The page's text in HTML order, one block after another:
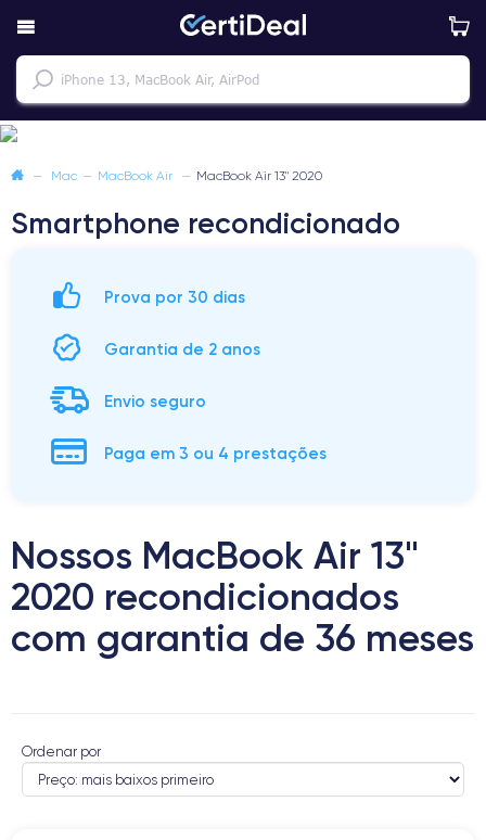
— Mac — MacBook Air — MacBook Air 13" 2020
Smartphone recondicionado
Prova por 30 dias
Garantia de 2 anos
Envio seguro
Paga em 3 ou 4 prestações
Nossos MacBook Air 13"
2020 recondicionados
com garantia de 36 meses
Ordenar por